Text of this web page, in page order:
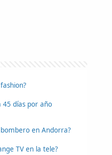
45 días por año
en Andorra?
TV en la tele?